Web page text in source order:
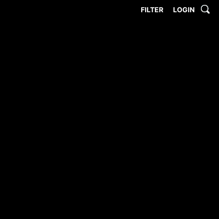
FILTER LOGIN